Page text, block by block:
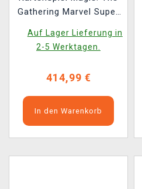
Gathering Marvel Super
Booster Box (12
Booster)
Auf Lager Lieferung in
2-5 Werktagen.
414,99 €
In den Warenkorb